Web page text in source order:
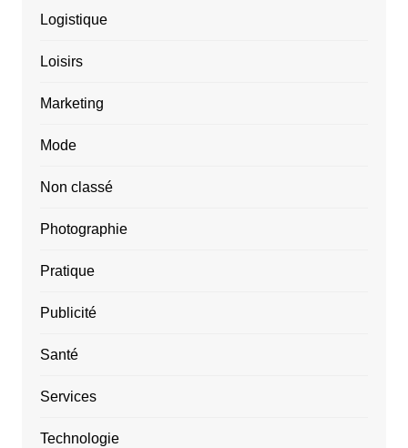
Logistique
Loisirs
Marketing
Mode
Non classé
Photographie
Pratique
Publicité
Santé
Services
Technologie